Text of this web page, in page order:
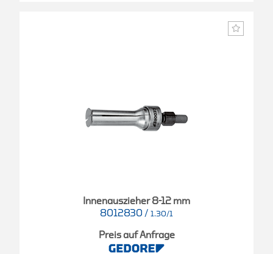
Innenauszieher 8-12 mm
8012830 / 1.30/1
Preis auf Anfrage